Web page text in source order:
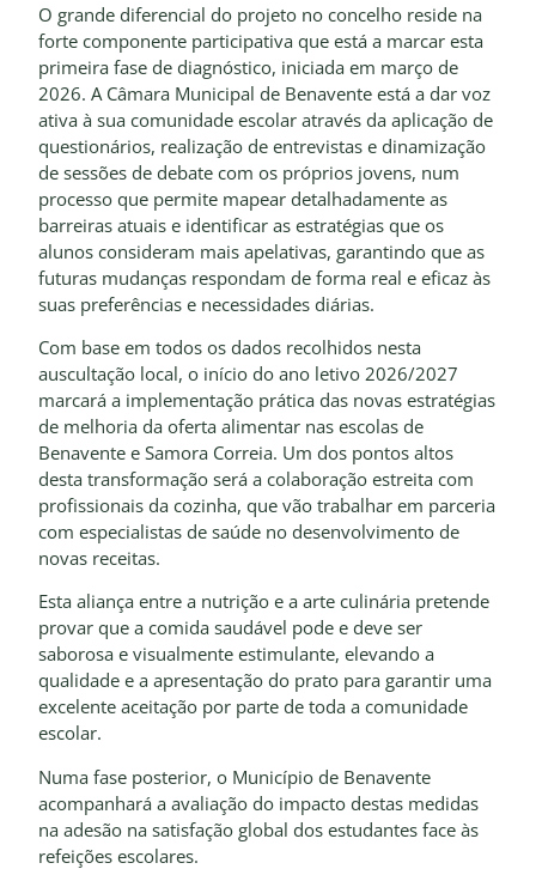
O grande diferencial do projeto no concelho reside na
forte componente participativa que está a marcar esta
primeira fase de diagnóstico, iniciada em março de
2026. A Câmara Municipal de Benavente está a dar voz
ativa à sua comunidade escolar através da aplicação de
questionários, realização de entrevistas e dinamização
de sessões de debate com os próprios jovens, num
processo que permite mapear detalhadamente as
barreiras atuais e identificar as estratégias que os
alunos consideram mais apelativas, garantindo que as
futuras mudanças respondam de forma real e eficaz às
suas preferências e necessidades diárias.
Com base em todos os dados recolhidos nesta
auscultação local, o início do ano letivo 2026/2027
marcará a implementação prática das novas estratégias
de melhoria da oferta alimentar nas escolas de
Benavente e Samora Correia. Um dos pontos altos
desta transformação será a colaboração estreita com
profissionais da cozinha, que vão trabalhar em parceria
com especialistas de saúde no desenvolvimento de
novas receitas.
Esta aliança entre a nutrição e a arte culinária pretende
provar que a comida saudável pode e deve ser
saborosa e visualmente estimulante, elevando a
qualidade e a apresentação do prato para garantir uma
excelente aceitação por parte de toda a comunidade
escolar.
Numa fase posterior, o Município de Benavente
acompanhará a avaliação do impacto destas medidas
na adesão na satisfação global dos estudantes face às
refeições escolares.